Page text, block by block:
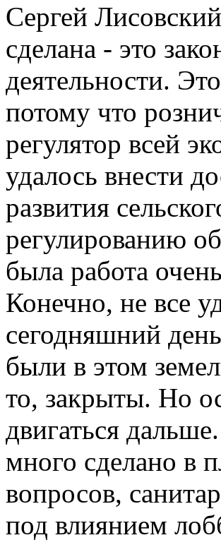
Сергей
сделана - это
деятельности.
потому что
регулятор всей
удалось внести
развития
регулированию
была работа
Конечно, не все
сегодняшний
были в этом
то, закрыты. Но
двигаться
много сделано в
вопросов,
под влиянием